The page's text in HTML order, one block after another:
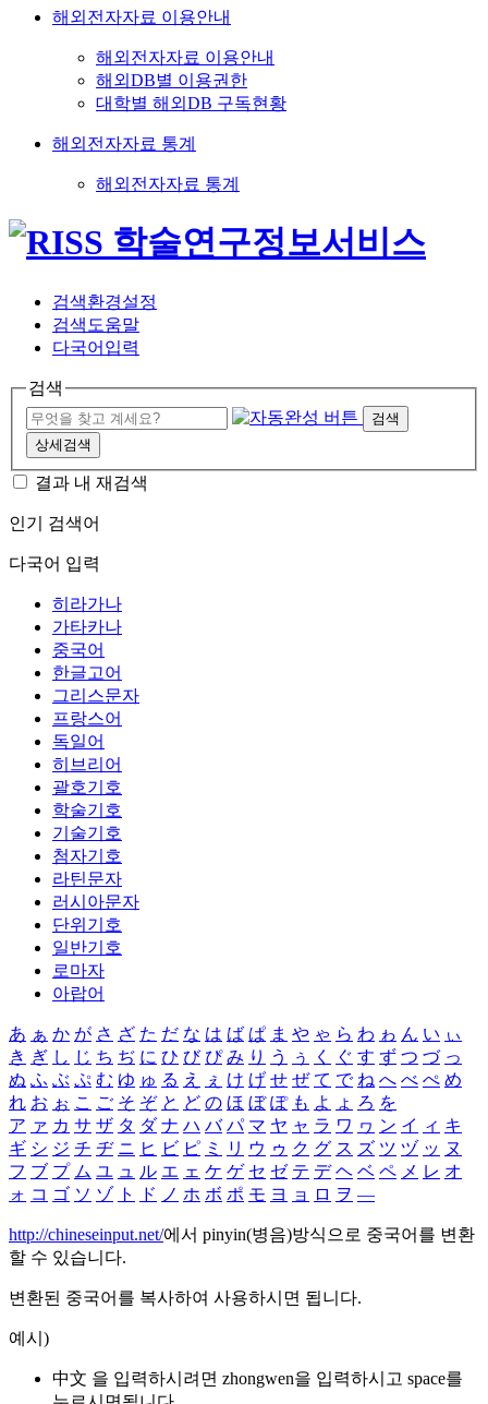
해외전자자료 이용안내
해외전자자료 이용안내
해외DB별 이용권한
대학별 해외DB 구독현황
해외전자자료 통계
해외전자자료 통계
검색환경설정
검색도움말
다국어입력
검색
검색
상세검색
결과 내 재검색
인기 검색어
다국어 입력
히라가나
가타카나
중국어
한글고어
그리스문자
프랑스어
독일어
히브리어
괄호기호
학술기호
기술기호
첨자기호
라틴문자
러시아문자
단위기호
일반기호
로마자
아랍어
あ ぁ か が さ ざ た だ な は ば ぱ ま や ゃ ら わ ゎ ん い ぃ
き ぎ し じ ち ぢ に ひ び ぴ み り う ぅ く ぐ す ず つ づ っ
ぬ ふ ぶ ぷ む ゆ ゅ る え ぇ け げ せ ぜ て で ね へ べ ぺ め
れ お ぉ こ ご そ ぞ と ど の ほ ぼ ぽ も よ ょ ろ を
ア ァ カ サ ザ タ ダ ナ ハ バ パ マ ヤ ャ ラ ワ ヮ ン イ ィ キ
ギ シ ジ チ ヂ ニ ヒ ビ ピ ミ リ ウ ゥ ク グ ス ズ ツ ヅ ッ ヌ
フ ブ プ ム ユ ュ ル エ ェ ケ ゲ セ ゼ テ デ ヘ ベ ペ メ レ オ
ォ コ ゴ ソ ゾ ト ド ノ ホ ボ ポ モ ヨ ョ ロ ヲ ―
http://chineseinput.net/에서 pinyin(병음)방식으로 중국어를 변환
할 수 있습니다.
변환된 중국어를 복사하여 사용하시면 됩니다.
예시)
中文 을 입력하시려면 zhongwen을 입력하시고 space를